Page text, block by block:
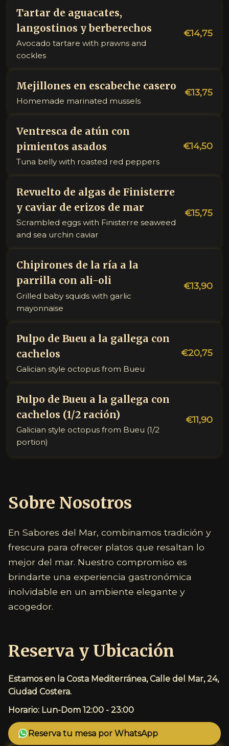
Tartar de aguacates,
langostinos y berberechos
Avocado tartare with prawns and
cockles
€14,75
Mejillones en escabeche casero
Homemade marinated mussels
€13,75
Ventresca de atún con
pimientos asados
Tuna belly with roasted red peppers
€14,50
Revuelto de algas de Finisterre
y caviar de erizos de mar
Scrambled eggs with Finisterre seaweed
and sea urchin caviar
€15,75
Chipirones de la ría a la
parrilla con ali-oli
Grilled baby squids with garlic
mayonnaise
€13,90
Pulpo de Bueu a la gallega con
cachelos
Galician style octopus from Bueu
€20,75
Pulpo de Bueu a la gallega con
cachelos (1/2 ración)
Galician style octopus from Bueu (1/2
portion)
€11,90
Sobre Nosotros
En Sabores del Mar, combinamos tradición y
frescura para ofrecer platos que resaltan lo
mejor del mar. Nuestro compromiso es
brindarte una experiencia gastronómica
inolvidable en un ambiente elegante y
acogedor.
Reserva y Ubicación
Estamos en la Costa Mediterránea, Calle del Mar, 24,
Ciudad Costera.
Horario: Lun-Dom 12:00 - 23:00
Reserva tu mesa por WhatsApp